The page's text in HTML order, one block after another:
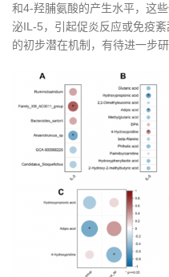
和4-羟脯氨酸的产生水平，这
泌IL-5，引起促炎反应或免疫
的初步潜在机制，有待进一步研